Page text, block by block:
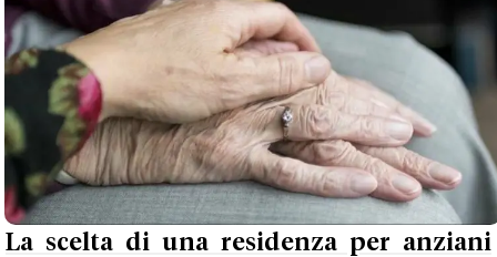
La scelta di una residenza per anziani